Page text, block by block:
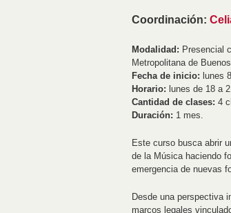
Coordinación:
Modalidad: Presencial
Metropolitana de
Fecha de inicio: lunes
Horario: lunes de 18 a
Cantidad de clases: 4
Duración: 1 mes.
Este curso busca abrir
de la Música haciendo
emergencia de nuevas
Desde una perspectiva
marcos legales